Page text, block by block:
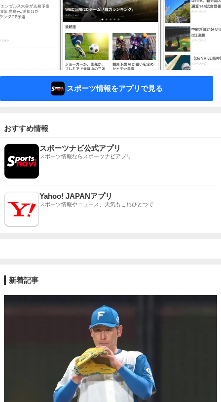
スポーツ情報をアプリで見る
おすすめ情報
スポーツナビ公式アプリ
スポーツ情報ならスポーツナビアプリ
Yahoo! JAPANアプリ
スポーツ情報やニュース、天気もこれひとつで
新着記事